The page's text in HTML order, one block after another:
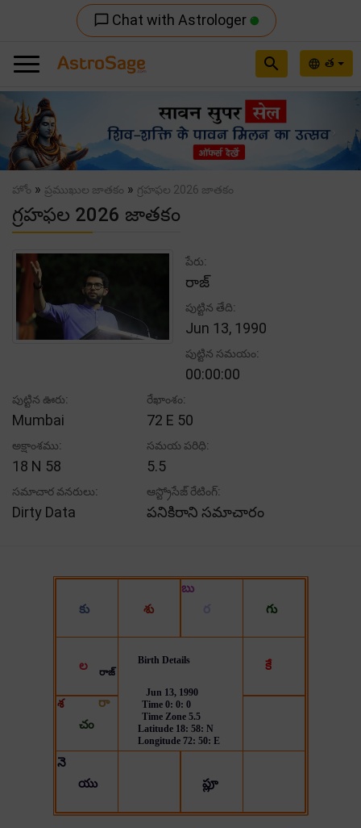
chat_bubble_outline Chat with Astrologer
language త
search
Previous
హోం » ప్రముఖుల జాతకం » గ్రహఫల 2026 జాతకం
గ్రహఫల 2026 జాతకం
పేరు:
రాజ్
పుట్టిన తేది:
Jun 13, 1990
పుట్టిన సమయం:
00:00:00
పుట్టిన ఊరు:
Mumbai
రేఖాంశం:
72 E 50
అక్షాంశము:
18 N 58
సమయ పరిధి:
5.5
సమాచార వనరులు:
Dirty Data
ఆస్ట్రోసేజ్ రేటింగ్:
పనికిరాని సమాచారం